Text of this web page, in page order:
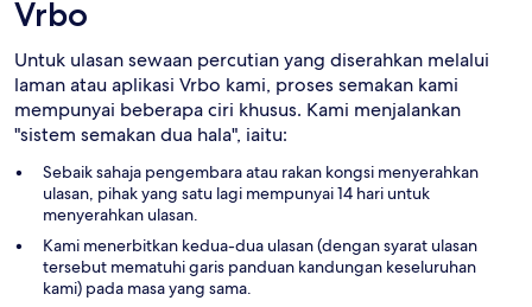
Vrbo
Untuk ulasan sewaan percutian yang diserahkan melalui
laman atau aplikasi Vrbo kami, proses semakan kami
mempunyai beberapa ciri khusus. Kami menjalankan
"sistem semakan dua hala", iaitu:
Sebaik sahaja pengembara atau rakan kongsi menyerahkan
ulasan, pihak yang satu lagi mempunyai 14 hari untuk
menyerahkan ulasan.
Kami menerbitkan kedua-dua ulasan (dengan syarat ulasan
tersebut mematuhi garis panduan kandungan keseluruhan
kami) pada masa yang sama.